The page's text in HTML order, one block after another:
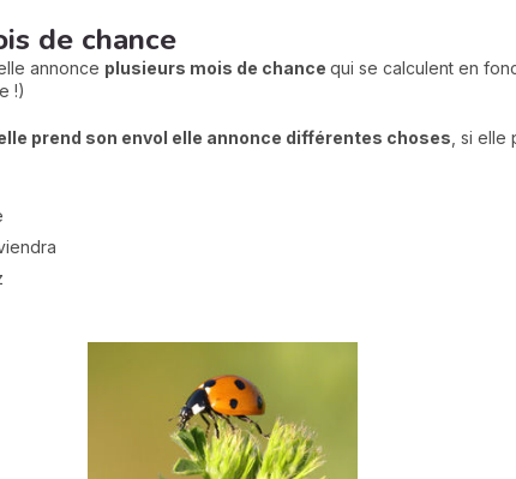
de chance
annonce plusieurs mois de chance qui se calculent en
!)
prend son envol elle annonce différentes choses , si